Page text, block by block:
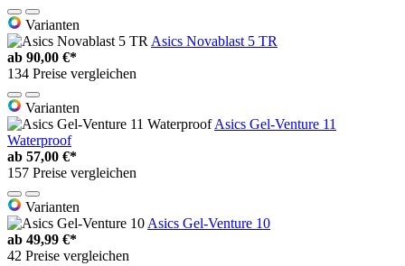
Varianten
Asics Novablast 5 TR
ab 90,00 €*
134 Preise vergleichen
Varianten
Asics Gel-Venture 11
Waterproof
ab 57,00 €*
157 Preise vergleichen
Varianten
Asics Gel-Venture 10
ab 49,99 €*
42 Preise vergleichen